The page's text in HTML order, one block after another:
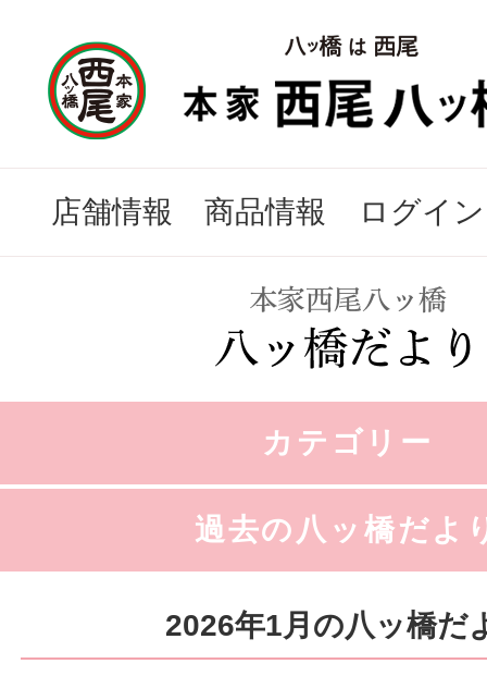
店舗情報 商品情報 ログイン
カテゴリー
過去の八ッ橋だよ
2026年1月の八ッ橋だ